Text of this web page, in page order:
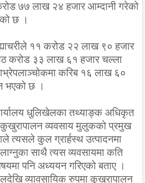
७७ लाख २४ हजार आम्दानी गरेको
छ ।
११ करोड २२ लाख ९० हजार
करोड ३३ लाख ६१ हजार चल्ला
करिब १६ लाख ६०
भएको छ ।
धुलिखेलका तथ्याङ्क अधिकृत
कुखुरापालन व्यवसाय मुलुकको प्रमुख
त्यसले कुल ग्रार्हस्थ उत्पादनमा
लाग्नुका साथै त्यस व्यवसायमा कति
पनि अध्ययन गरिएको बताए ।
व्यावसायिक रुपमा कुखुरापालन